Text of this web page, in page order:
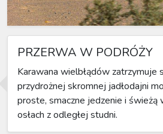
PRZERWA W PODRÓŻY
Karawana wielbłądów zatrzymuje
przydrożnej skromnej jadłodajni
proste, smaczne jedzenie i świeżą
osłach z odległej studni.